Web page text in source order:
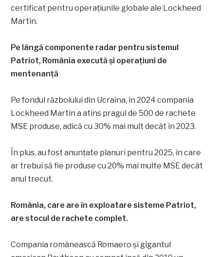
certificat pentru operațiunile globale ale Lockheed
Martin.
Pe lângă componente radar pentru sistemul
Patriot, România execută și operațiuni de
mentenanță
Pe fondul războiului din Ucraina, în 2024 compania
Lockheed Martin a atins pragul de 500 de rachete
MSE produse, adică cu 30% mai mult decât în ​​2023.
În plus, au fost anunțate planuri pentru 2025, în care
ar trebui să fie produse cu 20% mai multe MSE decât
anul trecut.
România, care are în exploatare sisteme Patriot,
are stocul de rachete complet.
Compania românească Romaero și gigantul